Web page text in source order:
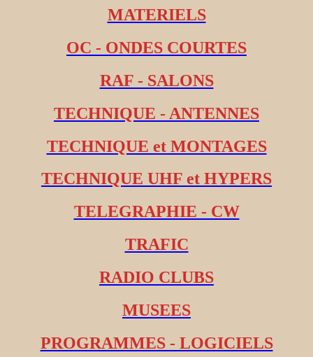
MATERIELS
OC - ONDES COURTES
RAF - SALONS
TECHNIQUE - ANTENNES
TECHNIQUE et MONTAGES
TECHNIQUE UHF et HYPERS
TELEGRAPHIE - CW
TRAFIC
RADIO CLUBS
MUSEES
PROGRAMMES - LOGICIELS